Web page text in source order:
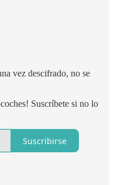
vez descifrado, no se
Suscríbete si no lo
Suscribirse